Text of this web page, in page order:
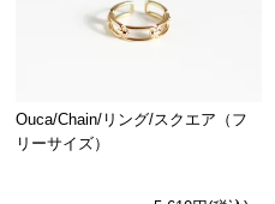
Ouca/Chain/リング/スクエア（フ
リーサイズ）